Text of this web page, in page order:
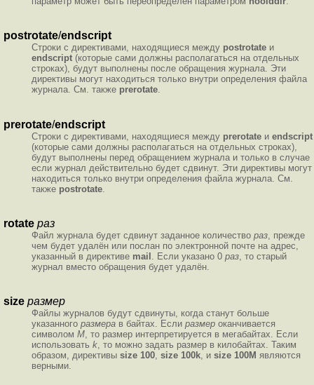
postrotate/endscript
Строки с директивами, находящиеся между postrotate и
endscript (которые сами должны располагаться на отдельных
строках), будут выполнены после обращения журнала. Эти
директивы могут находиться только внутри определения файла
журнала. См. также prerotate.
prerotate/endscript
Строки с директивами, находящиеся между prerotate и endscript
(которые сами должны располагаться на отдельных строках),
будут выполнены перед обращением журнала и только в случае
если журнал действительно будет сдвинут. Эти директивы могут
находиться только внутри определения файла журнала. См.
также postrotate
rotate раз
Файл журнала будет сдвинут заданное количество раз, прежде
чем будет удалён или послан по электронной почте на адрес,
указанный в директиве mail . Если указано 0 раз, то старый
журнал вместо обращения будет удалён.
size размер
Файлы журналов будут сдвинуты, когда станут больше
указанного размера в байтах. Если размер оканчивается
символом M, то размер интерпретируется в мегабайтах. Если
использовать k, то можно задать размер в килобайтах. Таким
образом, директивы size 100, size 100k, и size 100M являются
верными.